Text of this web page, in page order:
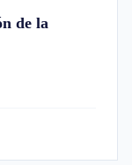
de la